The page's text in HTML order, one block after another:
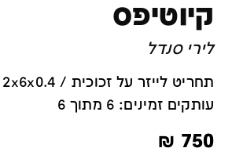
קיוטיפס
לירי סנדל
תחריט לייזר על זכוכית / 12x6x0.4 ס''מ
עותקים זמינים: 6 מתוך 6
750
₪